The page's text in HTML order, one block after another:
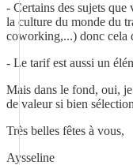
- Certains des sujets que
la culture du monde du
coworking,...) donc cela
- Le tarif est aussi un
Mais dans le fond, oui,
de valeur si bien
Très belles fêtes à vous,
Aysseline